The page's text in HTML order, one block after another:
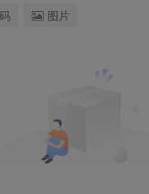
图片